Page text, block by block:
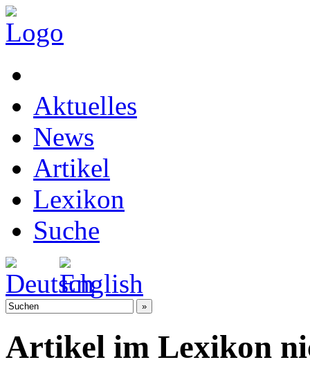
Aktuelles
News
Artikel
Lexikon
Suche
Artikel im Lexikon